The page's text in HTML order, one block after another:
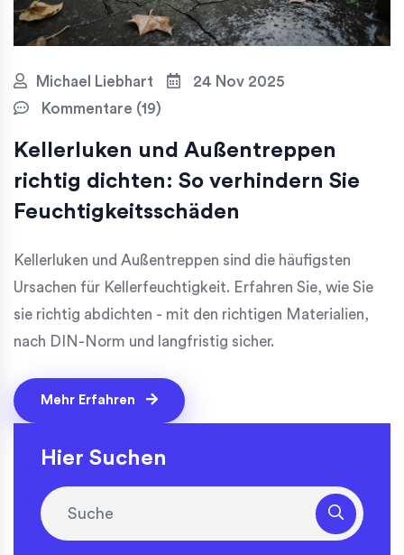
Michael Liebhart
24 Nov 2025
Kommentare (19)
Kellerluken und Außentreppen
richtig dichten: So verhindern Sie
Feuchtigkeitsschäden
Kellerluken und Außentreppen sind die häufigsten
Ursachen für Kellerfeuchtigkeit. Erfahren Sie, wie Sie
sie richtig abdichten - mit den richtigen Materialien,
nach DIN-Norm und langfristig sicher.
Mehr Erfahren
Hier Suchen